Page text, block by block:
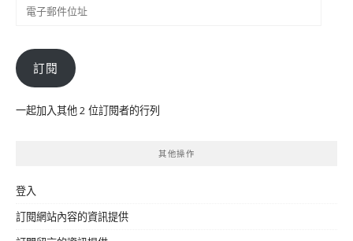
件
位
訂閱
一起加入其他 2 位訂閱者的行列
其他操作
登入
訂閱網站內容的資訊提供